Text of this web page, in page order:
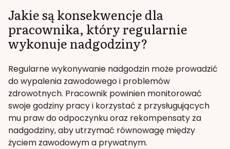
Jakie są konsekwencje dla
pracownika, który regularnie
wykonuje nadgodziny?
Regularne wykonywanie nadgodzin może prowadzić
do wypalenia zawodowego i problemów
zdrowotnych. Pracownik powinien monitorować
swoje godziny pracy i korzystać z przysługujących
mu praw do odpoczynku oraz rekompensaty za
nadgodziny, aby utrzymać równowagę między
życiem zawodowym a prywatnym.